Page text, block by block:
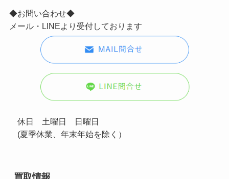
◆お問い合わせ◆
メール・LINEより受付しております
休日 土曜日 日曜日
(夏季休業、年末年始を除く）